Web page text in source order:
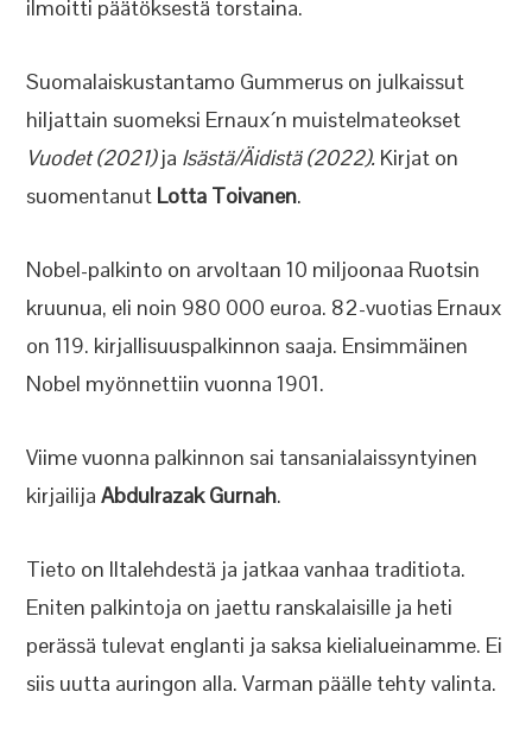
ilmoitti päätöksestä torstaina.
Suomalaiskustantamo Gummerus on julkaissut
hiljattain suomeksi Ernaux´n muistelmateokset
Vuodet (2021)ja Isästä/Äidistä (2022). Kirjat on
suomentanut Lotta Toivanen.
Nobel-palkinto on arvoltaan 10 miljoonaa Ruotsin
kruunua, eli noin 980 000 euroa. 82-vuotias Ernaux
on 119. kirjallisuuspalkinnon saaja. Ensimmäinen
Nobel myönnettiin vuonna 1901.
Viime vuonna palkinnon sai tansanialaissyntyinen
kirjailijaAbdulrazak Gurnah.
Tieto on Iltalehdestä ja jatkaa vanhaa traditiota.
Eniten palkintoja on jaettu ranskalaisille ja heti
perässä tulevat englanti ja saksa kielialueinamme. Ei
siis uutta auringon alla. Varman päälle tehty valinta.